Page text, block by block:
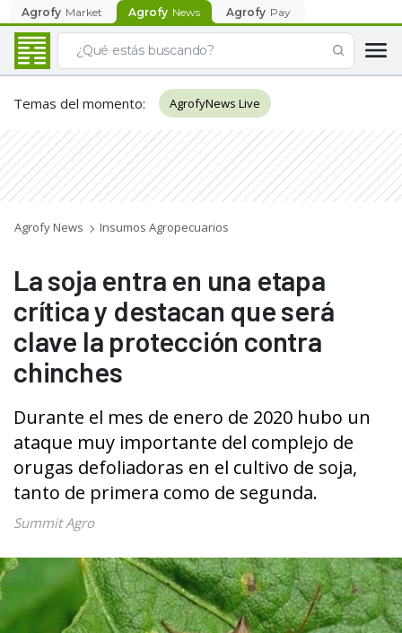
Agrofy Market Agrofy News Agrofy Pay
Temas del momento: AgrofyNews Live
Agrofy News Insumos Agropecuarios
La soja entra en una etapa
crítica y destacan que será
clave la protección contra
chinches
Durante el mes de enero de 2020 hubo un
ataque muy importante del complejo de
orugas defoliadoras en el cultivo de soja,
tanto de primera como de segunda.
Summit Agro